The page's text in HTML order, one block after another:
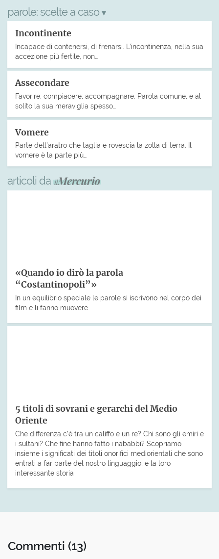
parole: scelte a caso ▾
Incontinente
Incapace di contenersi, di frenarsi. L’incontinenza, nella sua
accezione più fertile, non…
Assecondare
Favorire; compiacere; accompagnare. Parola comune, e al
solito la sua meraviglia spesso…
Vomere
Parte dell’aratro che taglia e rovescia la zolla di terra. Il
vomere è la parte più…
articoli da
«Quando io dirò la parola
“Costantinopoli”»
In un equilibrio speciale le parole si iscrivono nel corpo dei
film e li fanno muovere
5 titoli di sovrani e gerarchi del Medio
Oriente
Che differenza c’è tra un califfo e un re? Chi sono gli emiri e
i sultani? Che fine hanno fatto i nababbi? Scopriamo
insieme i significati dei titoli onorifici mediorientali che sono
entrati a far parte del nostro linguaggio, e la loro
interessante storia
Commenti (13)